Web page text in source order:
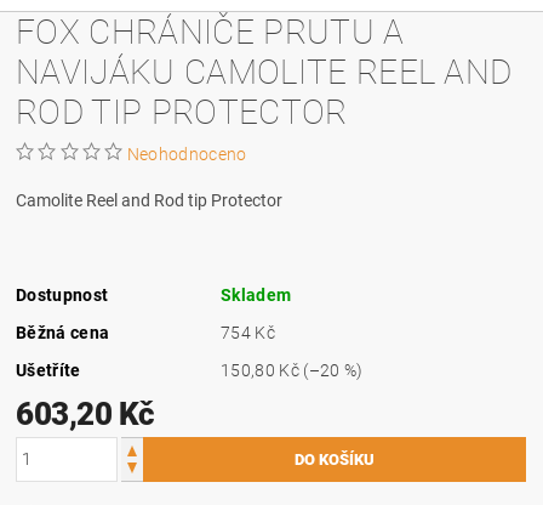
FOX CHRÁNIČE PRUTU A
NAVIJÁKU CAMOLITE REEL AND
ROD TIP PROTECTOR
Neohodnoceno
Camolite Reel and Rod tip Protector
Dostupnost
Skladem
Běžná cena
754 Kč
Ušetříte
150,80 Kč (–20 %)
603,20 Kč